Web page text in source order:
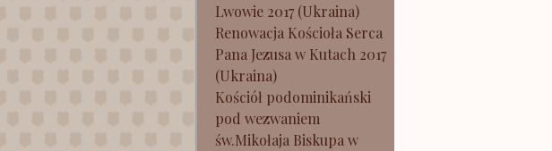
Lwowie 2017 (Ukraina)
Renowacja Kościoła Serca
Pana Jezusa w Kutach 2017
(Ukraina)
Kościół podominikański
pod wezwaniem
św.Mikołaja Biskupa w